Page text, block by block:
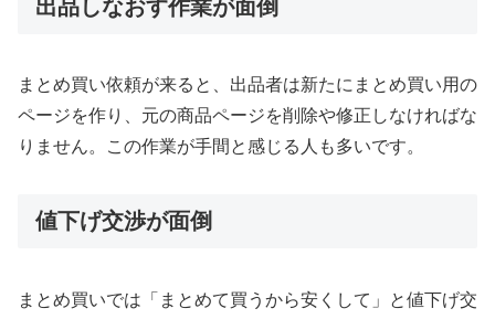
出品しなおす作業が面倒
まとめ買い依頼が来ると、出品者は新たにまとめ買い用の
ページを作り、元の商品ページを削除や修正しなければな
りません。この作業が手間と感じる人も多いです。
値下げ交渉が面倒
まとめ買いでは「まとめて買うから安くして」と値下げ交